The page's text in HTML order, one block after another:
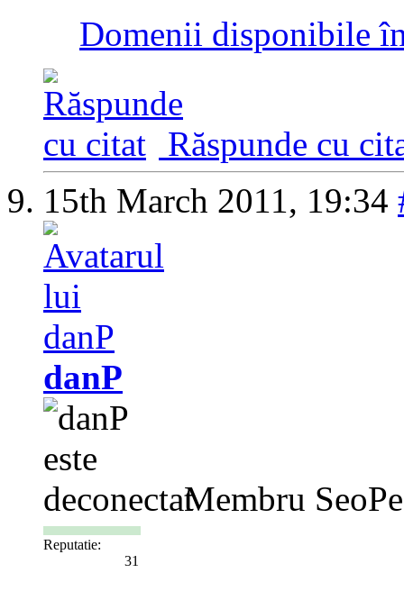
Domenii disponibile
Răspunde cu
15th March 2011, 19:34
danP
Membru
Reputatie:
31